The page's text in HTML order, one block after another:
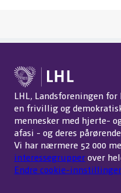
LHL, Landsforeningen
en frivillig og
mennesker med hjerte-
afasi - og deres
Vi har nærmere 52 000
interessegrupperover
Endre cookie-innstillinger